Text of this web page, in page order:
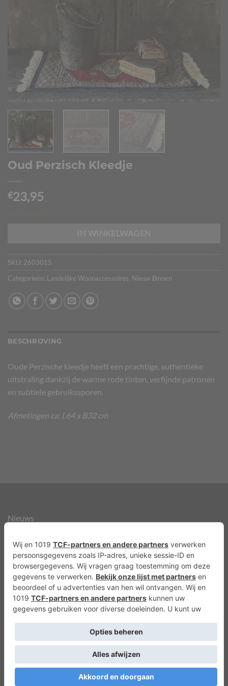
Oud Perzisch Kleedje
€23,95
SKU: 2603015
Categorieën: Landelijke Woonaccessoires, Nieuw Binnen
BESCHRIJVING
Oude Perzische kleedje heeft een prachtige, authentieke
uitstraling dankzij de warme rode tinten, verfijnde patronen
en subtiele gebruikssporen.
Afmetingen ca: L64 x B32 cm
Nieuws
Over ons
Agenda
Privacyverklaring